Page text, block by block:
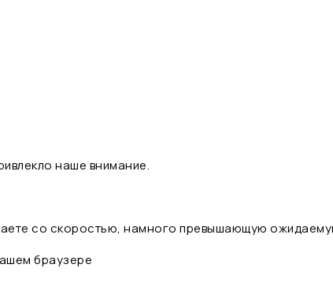
наше внимание.
со скоростью, намного превышающую
браузере